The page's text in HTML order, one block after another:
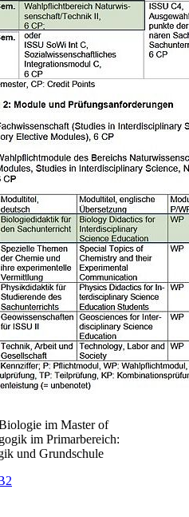
im Master of
im Primarbereich:
und Grundschule